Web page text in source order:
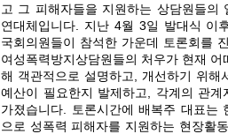
고 그 피해자들을 지원하는 상담원들의
연대체입니다. 지난 4월 3일 발대식 이
국회의원들이 참석한 가운데 토론회를
여성폭력방지상담원들의 처우가 현재
해 객관적으로 설명하고, 개선하기 위해
예산이 필요한지 발제하고, 각계의 관
가졌습니다. 토론시간에 배복주 대표는
으로 성폭력 피해자를 지원하는 현장활